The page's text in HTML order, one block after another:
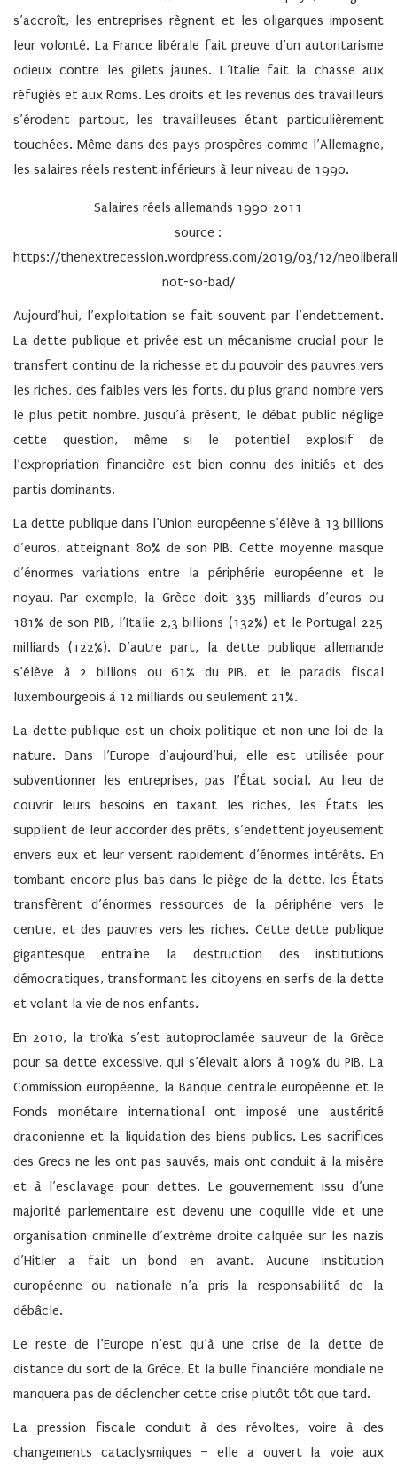
s’accroît, les entreprises règnent et les oligarques imposent
leur volonté. La France libérale fait preuve d’un autoritarisme
odieux contre les gilets jaunes. L’Italie fait la chasse aux
réfugiés et aux Roms. Les droits et les revenus des travailleurs
s’érodent partout, les travailleuses étant particulièrement
touchées. Même dans des pays prospères comme l’Allemagne,
les salaires réels restent inférieurs à leur niveau de 1990.
Salaires réels allemands 1990-2011
source :
https://thenextrecession.wordpress.com/2019/03/12/
not-so-bad/
Aujourd’hui, l’exploitation se fait souvent par l’endettement.
La dette publique et privée est un mécanisme crucial pour le
transfert continu de la richesse et du pouvoir des pauvres vers
les riches, des faibles vers les forts, du plus grand nombre vers
le plus petit nombre. Jusqu’à présent, le débat public néglige
cette question, même si le potentiel explosif de
l’expropriation financière est bien connu des initiés et des
partis dominants.
La dette publique dans l’Union européenne s’élève à 13 billions
d’euros, atteignant 80% de son PIB. Cette moyenne masque
d’énormes variations entre la périphérie européenne et le
noyau. Par exemple, la Grèce doit 335 milliards d’euros ou
181% de son PIB, l’Italie 2,3 billions (132%) et le Portugal 225
milliards (122%). D’autre part, la dette publique allemande
s’élève à 2 billions ou 61% du PIB, et le paradis fiscal
luxembourgeois à 12 milliards ou seulement 21%.
La dette publique est un choix politique et non une loi de la
nature. Dans l’Europe d’aujourd’hui, elle est utilisée pour
subventionner les entreprises, pas l’État social. Au lieu de
couvrir leurs besoins en taxant les riches, les États les
supplient de leur accorder des prêts, s’endettent joyeusement
envers eux et leur versent rapidement d’énormes intérêts. En
tombant encore plus bas dans le piège de la dette, les États
transfèrent d’énormes ressources de la périphérie vers le
centre, et des pauvres vers les riches. Cette dette publique
gigantesque entraîne la destruction des institutions
démocratiques, transformant les citoyens en serfs de la dette
et volant la vie de nos enfants.
En 2010, la troïka s’est autoproclamée sauveur de la Grèce
pour sa dette excessive, qui s’élevait alors à 109% du PIB. La
Commission européenne, la Banque centrale européenne et le
Fonds monétaire international ont imposé une austérité
draconienne et la liquidation des biens publics. Les sacrifices
des Grecs ne les ont pas sauvés, mais ont conduit à la misère
et à l’esclavage pour dettes. Le gouvernement issu d’une
majorité parlementaire est devenu une coquille vide et une
organisation criminelle d’extrême droite calquée sur les nazis
d’Hitler a fait un bond en avant. Aucune institution
européenne ou nationale n’a pris la responsabilité de la
débâcle.
Le reste de l’Europe n’est qu’à une crise de la dette de
distance du sort de la Grèce. Et la bulle financière mondiale ne
manquera pas de déclencher cette crise plutôt tôt que tard.
La pression fiscale conduit à des révoltes, voire à des
changements cataclysmiques – elle a ouvert la voie aux